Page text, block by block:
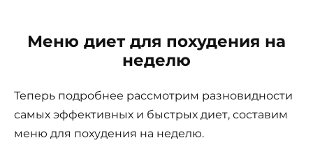
Меню диет для похудения на
неделю
Теперь подробнее рассмотрим разновидности
самых эффективных и быстрых диет, составим
меню для похудения на неделю.